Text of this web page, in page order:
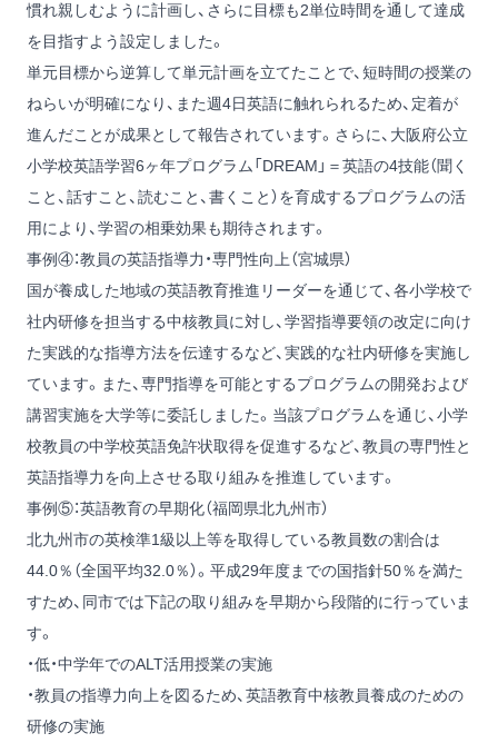
慣れ親しむように計画し、さらに目標も2単位時間を通して達成
を目指すよう設定しました。
単元目標から逆算して単元計画を立てたことで、短時間の授業の
ねらいが明確になり、また週4日英語に触れられるため、定着が
進んだことが成果として報告されています。さらに、大阪府公立
小学校英語学習6ヶ年プログラム「DREAM」＝英語の4技能（聞く
こと、話すこと、読むこと、書くこと）を育成するプログラムの活
用により、学習の相乗効果も期待されます。
事例④：教員の英語指導力・専門性向上（宮城県）
国が養成した地域の英語教育推進リーダーを通じて、各小学校で
社内研修を担当する中核教員に対し、学習指導要領の改定に向け
た実践的な指導方法を伝達するなど、実践的な社内研修を実施し
ています。また、専門指導を可能とするプログラムの開発および
講習実施を大学等に委託しました。当該プログラムを通じ、小学
校教員の中学校英語免許状取得を促進するなど、教員の専門性と
英語指導力を向上させる取り組みを推進しています。
事例⑤：英語教育の早期化（福岡県北九州市）
北九州市の英検準1級以上等を取得している教員数の割合は
44.0％（全国平均32.0％）。平成29年度までの国指針50％を満た
すため、同市では下記の取り組みを早期から段階的に行っていま
す。
・低・中学年でのALT活用授業の実施
・教員の指導力向上を図るため、英語教育中核教員養成のための
研修の実施